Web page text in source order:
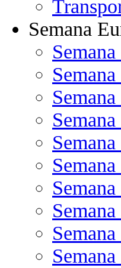
Semana